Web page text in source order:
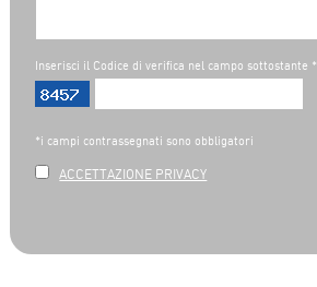
Inserisci il Codice di verifica nel campo sottostante *
*i campi contrassegnati sono obbligatori
ACCETTAZIONE PRIVACY